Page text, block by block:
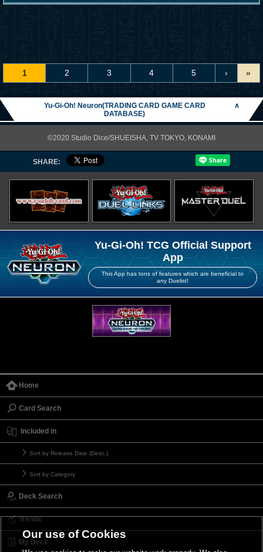
1 2 3 4 5 › »
Yu-Gi-Oh! Neuron(TRADING CARD GAME CARD
DATABASE)
∧
©2020 Studio Dice/SHUEISHA, TV TOKYO, KONAMI
SHARE:
Yu-Gi-Oh! TCG Official Support
App
This App has tons of features which are beneficial to
any Duelist!
Home
Card Search
Included in
Sort by Release Date (Desc.)
Sort by Category
Deck Search
Trends
My Deck
Our use of Cookies